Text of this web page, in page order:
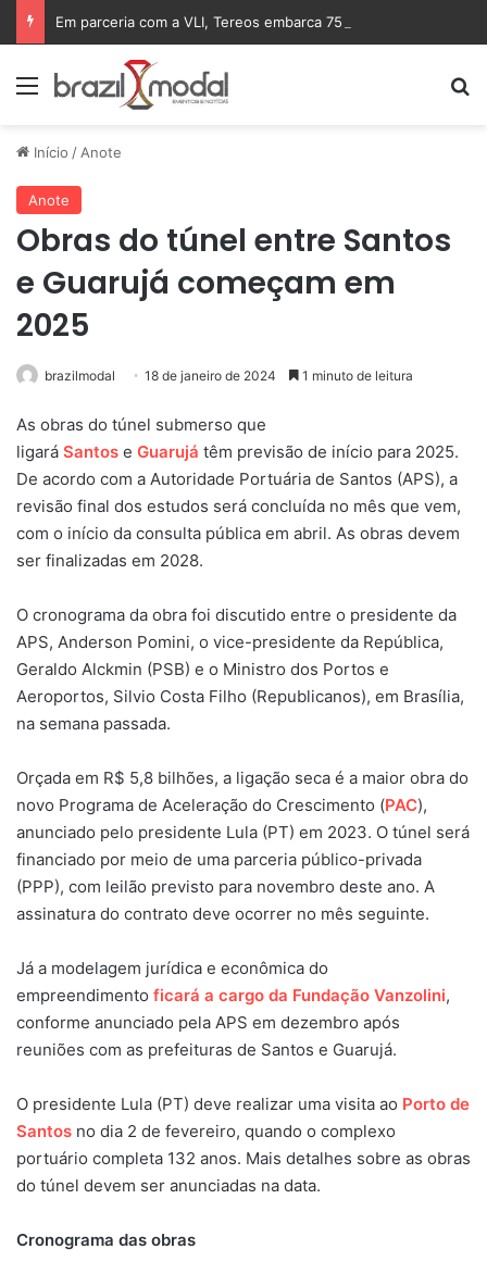
Menu
Início /Anote
Anote
Obras do túnel entre Santos
e Guarujá começam em
2025
brazilmodal 18 de janeiro de 2024 1 minuto de leitura
As obras do túnel submerso que
ligará Santos e Guarujá têm previsão de início para 2025.
De acordo com a Autoridade Portuária de Santos (APS), a
revisão final dos estudos será concluída no mês que vem,
com o início da consulta pública em abril. As obras devem
ser finalizadas em 2028.
O cronograma da obra foi discutido entre o presidente da
APS, Anderson Pomini, o vice-presidente da República,
Geraldo Alckmin (PSB) e o Ministro dos Portos e
Aeroportos, Silvio Costa Filho (Republicanos), em Brasília,
na semana passada.
Orçada em R$ 5,8 bilhões, a ligação seca é a maior obra do
novo Programa de Aceleração do Crescimento (PAC),
anunciado pelo presidente Lula (PT) em 2023. O túnel será
financiado por meio de uma parceria público-privada
(PPP), com leilão previsto para novembro deste ano. A
assinatura do contrato deve ocorrer no mês seguinte.
Já a modelagem jurídica e econômica do
empreendimento ficará a cargo da Fundação Vanzolini,
conforme anunciado pela APS em dezembro após
reuniões com as prefeituras de Santos e Guarujá.
O presidente Lula (PT) deve realizar uma visita ao Porto de
Santos no dia 2 de fevereiro, quando o complexo
portuário completa 132 anos. Mais detalhes sobre as obras
do túnel devem ser anunciadas na data.
Cronograma das obras